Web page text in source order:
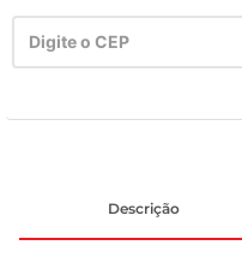
Descrição